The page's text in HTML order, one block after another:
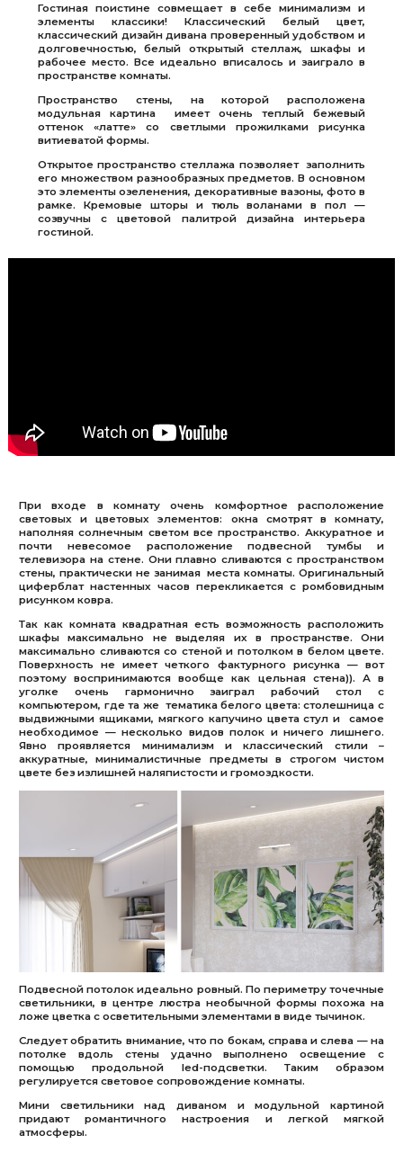
Гостиная поистине совмещает в себе минимализм и
элементы классики! Классический белый цвет,
классический дизайн дивана проверенный удобством и
долговечностью, белый открытый стеллаж, шкафы и
рабочее место. Все идеально вписалось и заиграло в
пространстве комнаты.
Пространство стены, на которой расположена
модульная картина имеет очень теплый бежевый
оттенок «латте» со светлыми прожилками рисунка
витиеватой формы.
Открытое пространство стеллажа позволяет заполнить
его множеством разнообразных предметов. В основном
это элементы озеленения, декоративные вазоны, фото в
рамке. Кремовые шторы и тюль воланами в пол —
созвучны с цветовой палитрой дизайна интерьера
гостиной.
При входе в комнату очень комфортное расположение
световых и цветовых элементов: окна смотрят в комнату,
наполняя солнечным светом все пространство. Аккуратное и
почти невесомое расположение подвесной тумбы и
телевизора на стене. Они плавно сливаются с пространством
стены, практически не занимая места комнаты. Оригинальный
циферблат настенных часов перекликается с ромбовидным
рисунком ковра.
Так как комната квадратная есть возможность расположить
шкафы максимально не выделяя их в пространстве. Они
максимально сливаются со стеной и потолком в белом цвете.
Поверхность не имеет четкого фактурного рисунка — вот
поэтому воспринимаются вообще как цельная стена)). А в
уголке очень гармонично заиграл рабочий стол с
компьютером, где та же тематика белого цвета: столешница с
выдвижными ящиками, мягкого капучино цвета стул и самое
необходимое — несколько видов полок и ничего лишнего.
Явно проявляется минимализм и классический стили –
аккуратные, минималистичные предметы в строгом чистом
цвете без излишней наляпистости и громоздкости.
Подвесной потолок идеально ровный. По периметру точечные
светильники, в центре люстра необычной формы похожа на
ложе цветка с осветительными элементами в виде тычинок.
Следует обратить внимание, что по бокам, справа и слева — на
потолке вдоль стены удачно выполнено освещение с
помощью продольной led-подсветки. Таким образом
регулируется световое сопровождение комнаты.
Мини светильники над диваном и модульной картиной
придают романтичного настроения и легкой мягкой
атмосферы.